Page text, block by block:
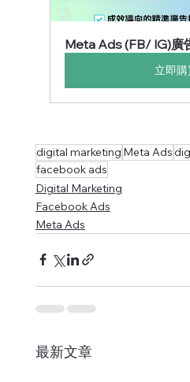
Meta Ads (FB/ IG)廣
立即購
digital marketing Meta Ads
facebook ads
Digital Marketing
Facebook Ads
Meta Ads
最新文章